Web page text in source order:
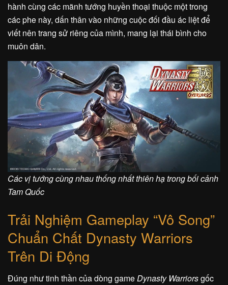
hành cùng các mãnh tướng huyền thoại thuộc một trong
các phe này, dấn thân vào những cuộc đối đầu ác liệt để
viết nên trang sử riêng của mình, mang lại thái bình cho
muôn dân.
Các vị tướng cùng nhau thống nhất thiên hạ trong bối cảnh
Tam Quốc
Trải Nghiệm Gameplay “Vô Song”
Chuẩn Chất Dynasty Warriors
Trên Di Động
Đúng như tinh thần của dòng gameDynasty Warriorsgốc